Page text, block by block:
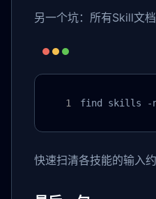
另一个坑：所有Skill文
find skills -
快速扫清各技能的输入